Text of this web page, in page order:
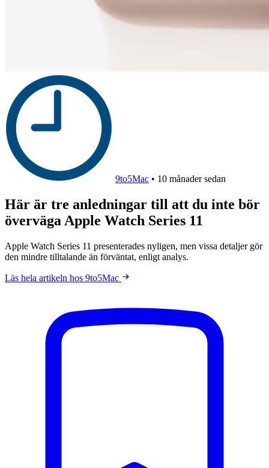
9to5Mac • 10 månader sedan
Här är tre anledningar till att du inte bör
överväga Apple Watch Series 11
Apple Watch Series 11 presenterades nyligen, men vissa detaljer gör
den mindre tilltalande än förväntat, enligt analys.
Läs hela artikeln hos 9to5Mac